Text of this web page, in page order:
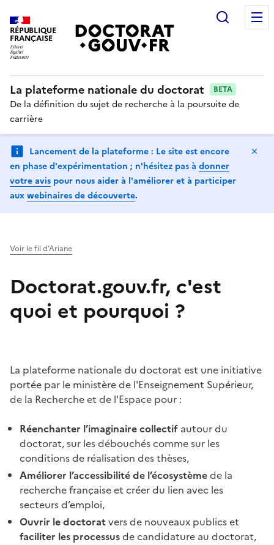
RÉPUBLIQUE
FRANÇAISE
La plateforme nationale du doctorat BETA
De la définition du sujet de recherche à la poursuite de
carrière
Lancement de la plateforme : Le site est encore
en phase d'expérimentation ; n'hésitez pas à donner
votre avis pour nous aider à l'améliorer et à participer
auxwebinaires de découverte.
Voir le fil d’Ariane
Doctorat.gouv.fr, c'est
quoi et pourquoi ?
La plateforme nationale du doctorat est une initiative
portée par le ministère de l'Enseignement Supérieur,
de la Recherche et de l'Espace pour :
Réenchanter l’imaginaire collectif autour du
doctorat, sur les débouchés comme sur les
conditions de réalisation des thèses,
Améliorer l’accessibilité de l’écosystèmede la
recherche française et créer du lien avec les
secteurs d’emploi,
Ouvrir le doctoratvers de nouveaux publics et
faciliter les processusde candidature au doctorat,